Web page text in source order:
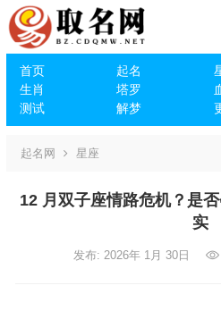
首页 起名
生肖
塔罗
测试
解梦
起名网 星座
12 月双子座情路危机？是
实
发布: 2026年 1月 30日